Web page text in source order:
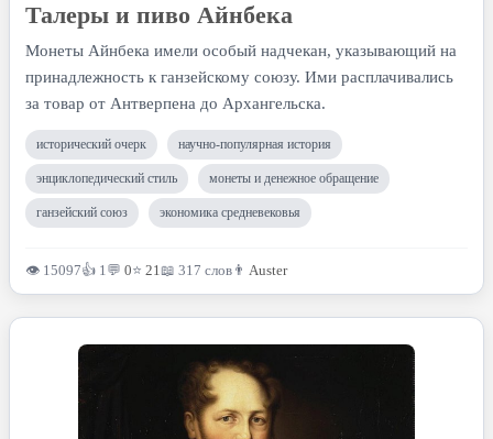
Талеры и пиво Айнбека
Монеты Айнбека имели особый надчекан, указывающий на
принадлежность к ганзейскому союзу. Ими расплачивались
за товар от Антверпена до Архангельска.
исторический очерк научно-популярная история
энциклопедический стиль монеты и денежное обращение
ганзейский союз экономика средневековья
👁 15097👍 1💬 0⭐ 21📖 317 слов 👨 Auster